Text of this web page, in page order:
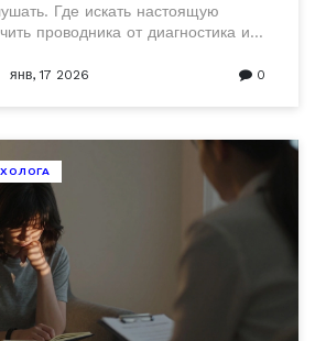
Где искать настоящую
проводника от диагностика и
янв, 17 2026 0